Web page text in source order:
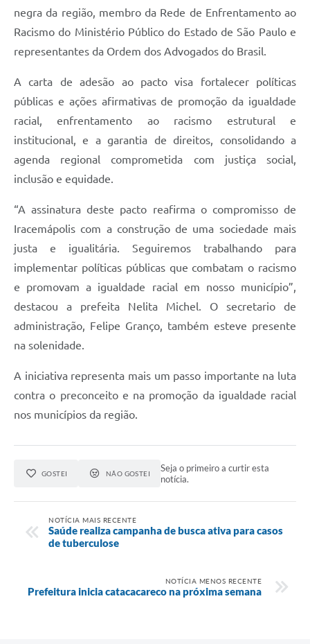
negra da região, membro da Rede de Enfrentamento ao
Racismo do Ministério Público do Estado de São Paulo e
representantes da Ordem dos Advogados do Brasil.
A carta de adesão ao pacto visa fortalecer políticas
públicas e ações afirmativas de promoção da igualdade
racial, enfrentamento ao racismo estrutural e
institucional, e a garantia de direitos, consolidando a
agenda regional comprometida com justiça social,
inclusão e equidade.
“A assinatura deste pacto reafirma o compromisso de
Iracemápolis com a construção de uma sociedade mais
justa e igualitária. Seguiremos trabalhando para
implementar políticas públicas que combatam o racismo
e promovam a igualdade racial em nosso município”,
destacou a prefeita Nelita Michel. O secretario de
administração, Felipe Granço, também esteve presente
na solenidade.
A iniciativa representa mais um passo importante na luta
contra o preconceito e na promoção da igualdade racial
nos municípios da região.
GOSTEI NÃO GOSTEI
Seja o primeiro a curtir esta
notícia.
NOTÍCIA MAIS RECENTE
Saúde realiza campanha de busca ativa para casos
de tuberculose
NOTÍCIA MENOS RECENTE
Prefeitura inicia catacacareco na próxima semana